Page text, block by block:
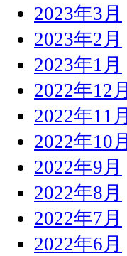
2023年3月
2023年2月
2023年1月
2022年12月
2022年11月
2022年10月
2022年9月
2022年8月
2022年7月
2022年6月